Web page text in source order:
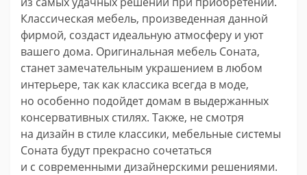
Классическая мебель, произведенная данной
фирмой, создаст идеальную атмосферу и уют
вашего дома. Оригинальная мебель Соната,
станет замечательным украшением в любом
интерьере, так как классика всегда в моде,
но особенно подойдет домам в выдержанных
консервативных стилях. Также, не смотря
на дизайн в стиле классики, мебельные системы
Соната будут прекрасно сочетаться
и с современными дизайнерскими решениями.